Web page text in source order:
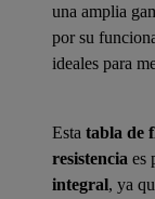
una amplia
por su
ideales para
Esta tabla de
resistencia es
integral, ya